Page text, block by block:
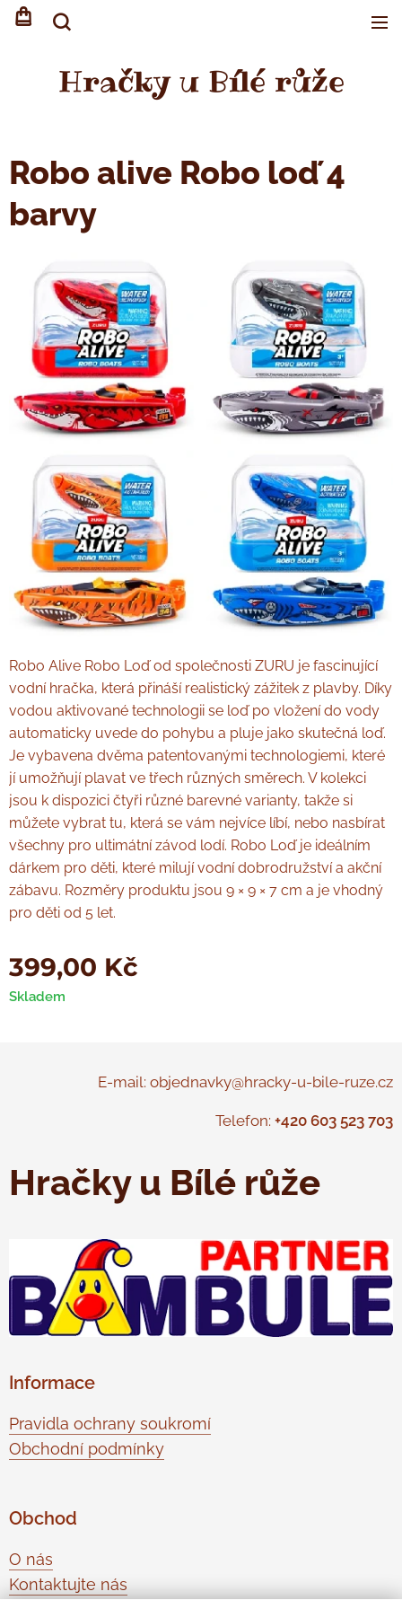
Hračky u Bílé růže
Robo alive Robo loď 4
barvy
Robo Alive Robo Loď od společnosti ZURU je fascinující
vodní hračka, která přináší realistický zážitek z plavby. Díky
vodou aktivované technologii se loď po vložení do vody
automaticky uvede do pohybu a pluje jako skutečná loď.
Je vybavena dvěma patentovanými technologiemi, které
jí umožňují plavat ve třech různých směrech. V kolekci
jsou k dispozici čtyři různé barevné varianty, takže si
můžete vybrat tu, která se vám nejvíce líbí, nebo nasbírat
všechny pro ultimátní závod lodí. Robo Loď je ideálním
dárkem pro děti, které milují vodní dobrodružství a akční
zábavu. Rozměry produktu jsou 9 × 9 × 7 cm a je vhodný
pro děti od 5 let.
399,00 Kč
Skladem
E-mail: objednavky@hracky-u-bile-ruze.cz
Telefon: +420 603 523 703
Hračky u Bílé růže
Informace
Pravidla ochrany soukromí
Obchodní podmínky
Obchod
O nás
Kontaktujte nás